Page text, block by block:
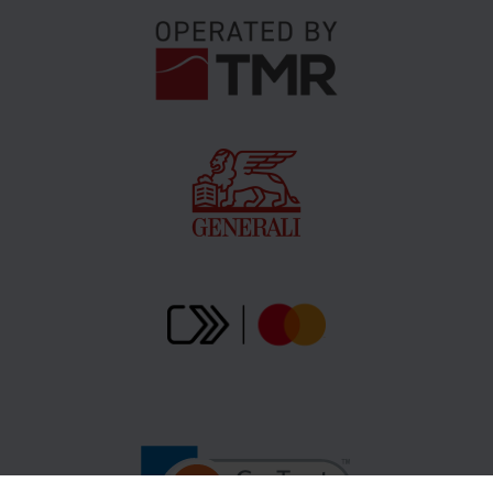
Reservierungsbestätigung (Kaufbestätigung)
auszudrucken oder die elektronische Version auf Ihr
Mobiltelefon herunterzuladen. Diese Bestätigung ist
Liebe Gäste, wir möchten Sie darüber informieren,
dass auf der Strecke Skalnaté pleso – Lomnitzer
Spitze die Mitnahme von Hunden oder anderen Tieren
nicht gestattet ist. Vielen Dank für Ihr Verständnis.